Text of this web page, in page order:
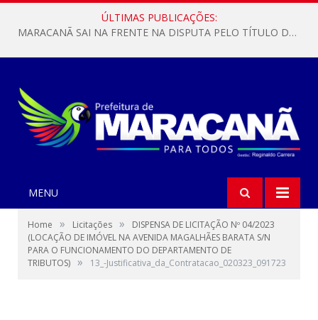
ÚLTIMAS PUBLICAÇÕES:
MARACANÃ SAI NA FRENTE NA DISPUTA PELO TÍTULO DA COPA PARÁ SUB-17!
MENU
Home » Licitações »
DISPENSA DE LICITAÇÃO Nº 04/2023
(LOCAÇÃO DE IMÓVEL NA AVENIDA MAGALHÃES BARATA S/N
PARA O FUNCIONAMENTO DO DEPARTAMENTO DE
TRIBUTOS) » 13_-Justificativa_da_Contratacao_020323_091723